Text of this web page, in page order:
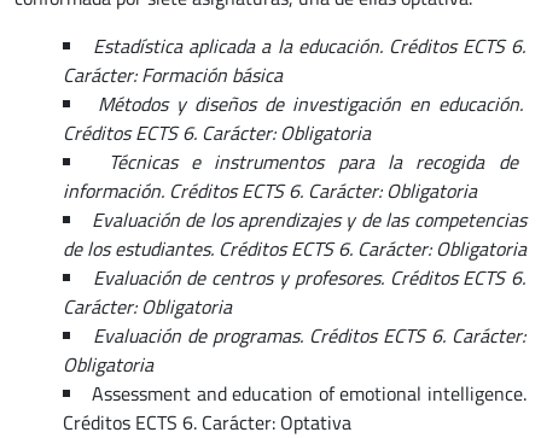
Estadística aplicada a la educación. Créditos ECTS 6.
Carácter: Formación básica
Métodos y diseños de investigación en educación.
Créditos ECTS 6. Carácter: Obligatoria
Técnicas e instrumentos para la recogida de
información. Créditos ECTS 6. Carácter: Obligatoria
Evaluación de los aprendizajes y de las competencias
de los estudiantes. Créditos ECTS 6. Carácter: Obligatoria
Evaluación de centros y profesores. Créditos ECTS 6.
Carácter: Obligatoria
Evaluación de programas. Créditos ECTS 6. Carácter:
Obligatoria
Assessment and education of emotional intelligence.
Créditos ECTS 6. Carácter: Optativa